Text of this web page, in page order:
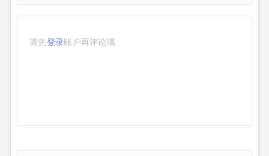
请先登录账户再评论哦